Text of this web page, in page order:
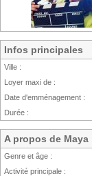
Infos principales
Ville :
Loyer maxi de :
Date d'emménagement :
Durée :
A propos de Maya
Genre et âge :
Activité principale :